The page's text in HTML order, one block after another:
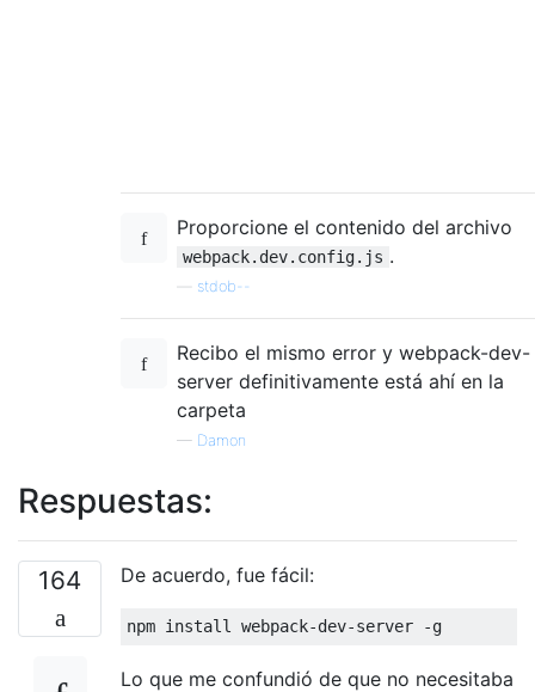
Proporcione el contenido del archivo
webpack.dev.config.js .
stdob--
Recibo el mismo error y webpack-dev-
server definitivamente está ahí en la
carpeta
— Damon
Respuestas:
164 De acuerdo, fue fácil:
npm install webpack-dev-server -g
Lo que me confundió de que no necesitaba